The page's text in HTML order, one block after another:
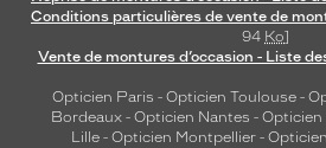
Conditions particulières de vente de
94 Ko]
Vente de montures d’occasion - Liste
Opticien Paris - Opticien Toulouse-
Bordeaux- Opticien Nantes -
Lille - Opticien Montpellier -